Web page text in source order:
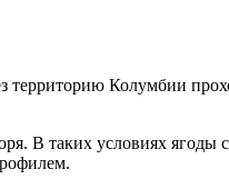
Колумбии
В таких условиях ягоды